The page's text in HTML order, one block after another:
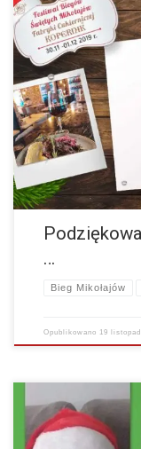
Chcielibyśmy
Restauracji Chleb i
Biegów Świętych
więcej
…
Bieg Mikołajów
Opublikowano 19